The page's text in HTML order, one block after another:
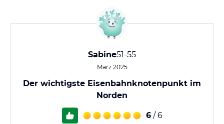
Sabine51-55
März 2025
Der wichtigste Eisenbahnknotenpunkt im
Norden
6 / 6